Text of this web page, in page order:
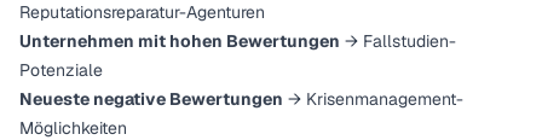
Reputationsreparatur-Agenturen
Unternehmen mit hohen Bewertungen → Fallstudien-
Potenziale
Neueste negative Bewertungen → Krisenmanagement-
Möglichkeiten